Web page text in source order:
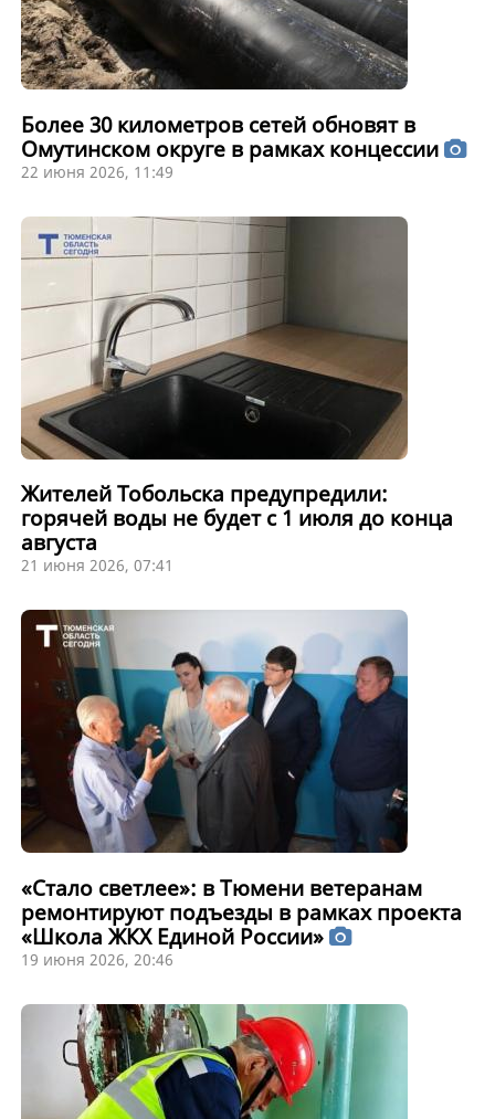
Более 30 километров сетей обновят в
Омутинском округе в рамках концессии
22 июня 2026, 11:49
Жителей Тобольска предупредили:
горячей воды не будет с 1 июля до конца
августа
21 июня 2026, 07:41
«Стало светлее»: в Тюмени ветеранам
ремонтируют подъезды в рамках проекта
«Школа ЖКХ Единой России»
19 июня 2026, 20:46